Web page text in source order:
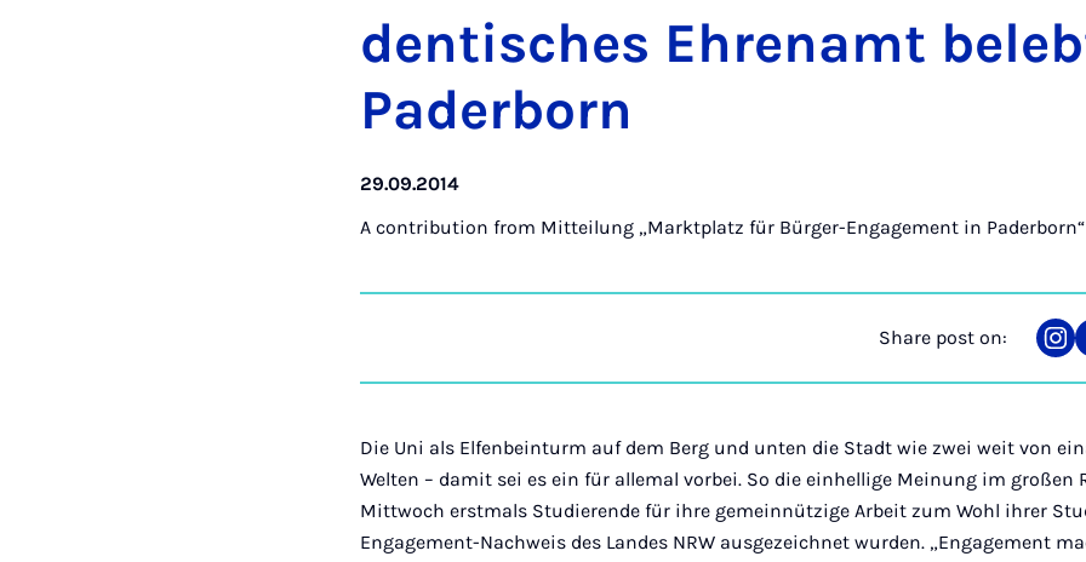
dentisches Ehrenamt
Pader­born
29.09.2014
A contribution from Mitteilung „Marktplatz für Bürger-Engagement in Paderborn“
Share post on:
on
Die Uni als Elfenbeinturm auf dem Berg und unten die Stadt wie zwei weit von
Welten – damit sei es ein für allemal vorbei. So die einhellige Meinung im großen
Mittwoch erstmals Studierende für ihre gemeinnützige Arbeit zum Wohl ihrer
Engagement-Nachweis des Landes NRW ausgezeichnet wurden. „Engagement